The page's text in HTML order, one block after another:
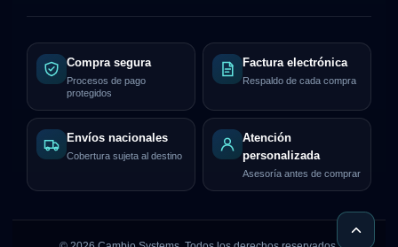
Compra segura
Procesos de pago
protegidos
Factura electrónica
Respaldo de cada compra
Envíos nacionales
Cobertura sujeta al destino
Atención
personalizada
Asesoría antes de comprar